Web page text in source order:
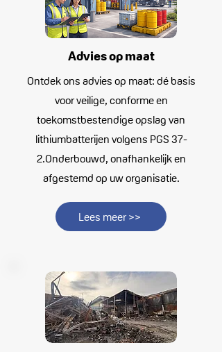
Advies op maat
Ontdek ons advies op maat: dé basis
voor veilige, conforme en
toekomstbestendige opslag van
lithiumbatterijen volgens PGS 37-
2.Onderbouwd, onafhankelijk en
afgestemd op uw organisatie.
Lees meer >>